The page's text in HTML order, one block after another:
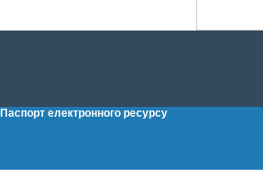
Паспорт електронного ресурсу